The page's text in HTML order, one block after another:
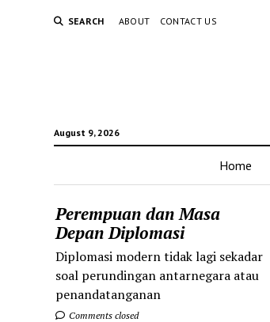
SEARCH ABOUT CONTACT US
August 9, 2026
Home
Perempuan dan Masa
Depan Diplomasi
Diplomasi modern tidak lagi sekadar
soal perundingan antarnegara atau
penandatanganan
Comments closed